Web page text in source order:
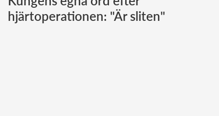
Norska kungahuset
hjärtoperationen: "Är sliten"